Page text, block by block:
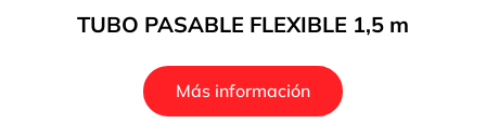
TUBO PASABLE FLEXIBLE 1,5 m
Más información